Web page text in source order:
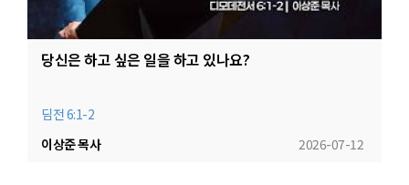
당신은 하고 싶은 일을 하고 있나요?
딤전 6:1-2
2026-07-12
이상준 목사